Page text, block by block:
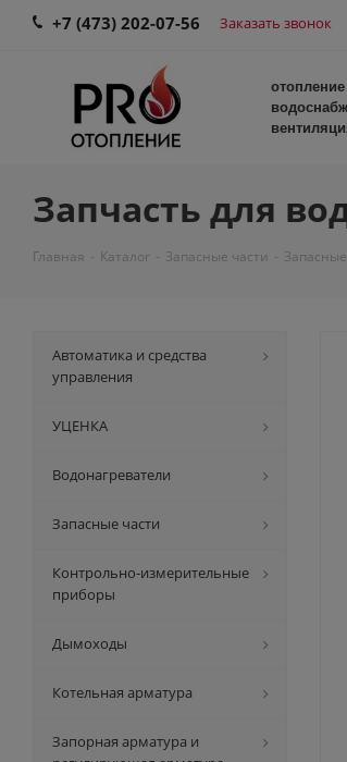
+7 (473) 202-07-56 Заказать звонок
отопление
Запчасть для
Главная - Каталог - Запасные части -
Автоматика и средства
управления
УЦЕНКА
Водонагреватели
Запасные части
Контрольно-измерительные
приборы
Дымоходы
Котельная арматура
Запорная арматура и